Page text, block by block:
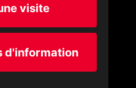
visite
d'information